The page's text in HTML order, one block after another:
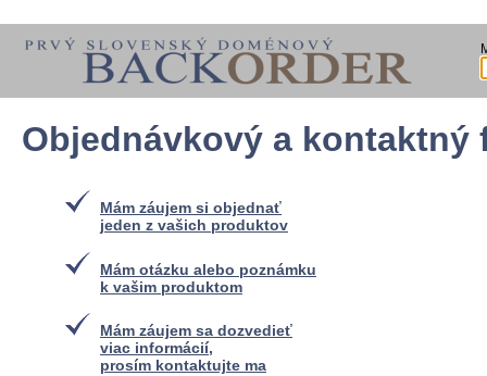
Objednávkový a kontaktný
Mám záujem si objednať
jeden z vašich produktov
Mám otázku alebo poznámku
k vašim produktom
Mám záujem sa dozvedieť
viac informácií,
prosím kontaktujte ma